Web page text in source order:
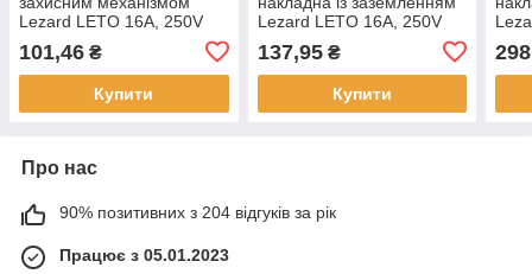
Lezard LETO 16A, 250V
101,46 ₴
Купити
Lezard LETO 16A, 250V
137,95₴
Купити
Про нас
90% позитивних з 204 відгуків за рік
Працює з 05.01.2023